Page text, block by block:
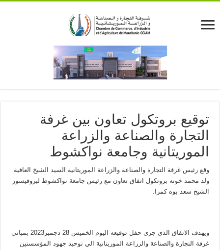
توقيع بروتكول تعاون بين غرفة
التجارة والصناعة والزراعة
الموريتانية وجامعة نواكشوط
وقع رئيس غرفة التجارة والصناعة والزراعة الموريتانية السيد الشيخ العافية
ولد محمد خونه بروتكول اتفاق تعاون مع رئيس جامعة نواكشوط لبروفيسور
الشيخ سعد بوه كمرا.
ويهدف الاتفاق الذي جرى حفل توقيعه اليوم الخميس 28 دجمبر2023 بمباني
غرفة التجارة والصناعة والزراعة الموريتانية الي توحيد جهود المؤسستين